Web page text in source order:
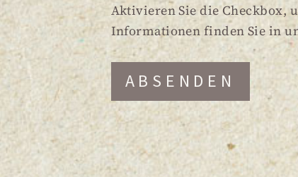
A
T
Aktivieren Sie die Checkbox,
Informationen finden Sie in
ABSENDEN